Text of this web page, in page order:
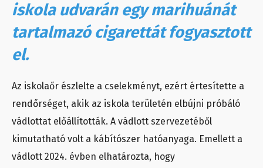
iskola udvarán egy marihuánát
tartalmazó cigarettát fogyasztott
el.
Az iskolaőr észlelte a cselekményt, ezért értesítette a
rendőrséget, akik az iskola területén elbújni próbáló
vádlottat előállították. A vádlott szervezetéből
kimutatható volt a kábítószer hatóanyaga. Emellett a
vádlott 2024. évben elhatározta, hogy